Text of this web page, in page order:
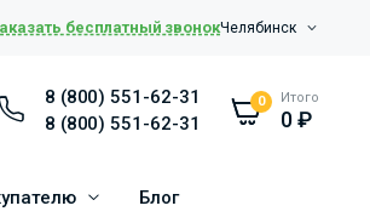
бесплатный звонокЧелябинск
8 (800) 551-62-31
8 (800) 551-62-31
0 Итого
0₽
Блог